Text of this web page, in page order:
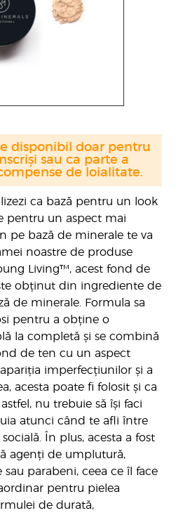
ca bază pentru un look
pentru un aspect mai
pe bază de minerale te va
noastre de produse
Living™, acest fond de
obținut din ingrediente de
de minerale. Formula sa
pentru a obține o
la completă și se combină
de ten cu un aspect
imperfecțiunilor și a
acesta poate fi folosit și ca
nu trebuie să își faci
atunci când te afli între
În plus, acesta a fost
agenți de umplutură,
parabeni, ceea ce îl face
pentru pielea
de durată,
disponibil doar pentru
sau ca parte a
de loialitate.